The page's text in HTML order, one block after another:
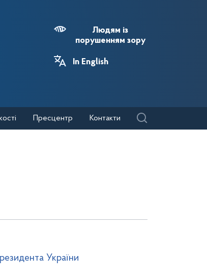
Людям із
порушенням зору
In English
Пресцентр Контакти
України